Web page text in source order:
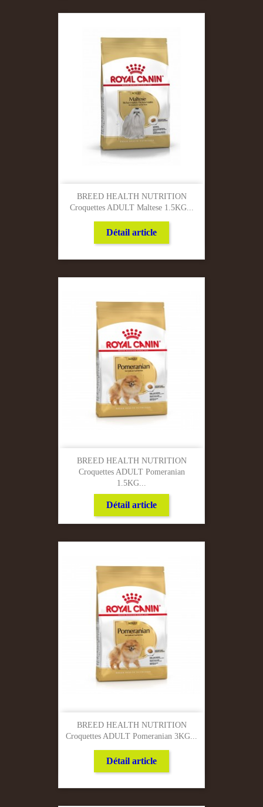
BREED HEALTH NUTRITION
Croquettes ADULT Maltese 1.5KG...
Détail article
BREED HEALTH NUTRITION
Croquettes ADULT Pomeranian
1.5KG...
Détail article
BREED HEALTH NUTRITION
Croquettes ADULT Pomeranian 3KG...
Détail article